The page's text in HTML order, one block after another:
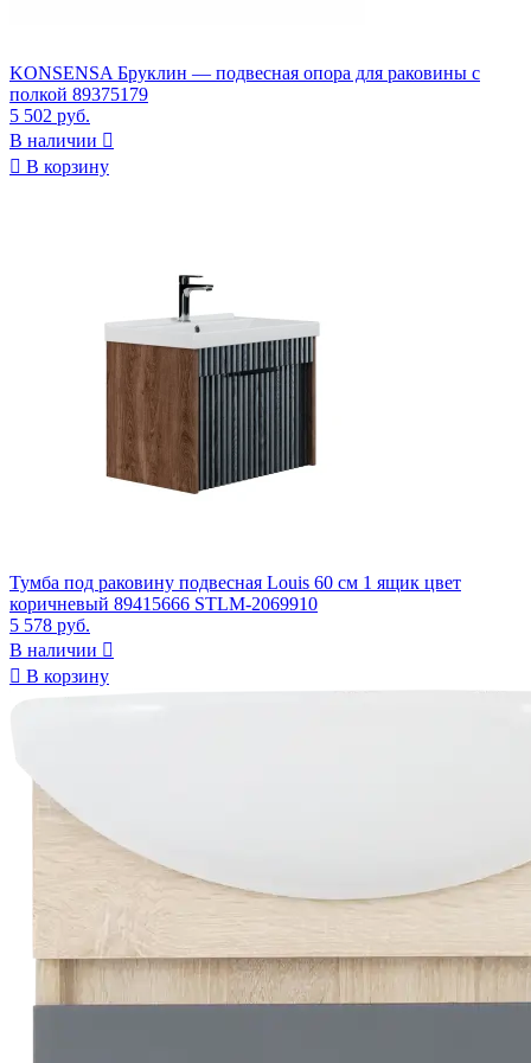
KONSENSA Бруклин — подвесная опора для раковины с
полкой 89375179
5 502 руб.
В наличии 
 В корзину
Тумба под раковину подвесная Louis 60 см 1 ящик цвет
коричневый 89415666 STLM-2069910
5 578 руб.
В наличии 
 В корзину